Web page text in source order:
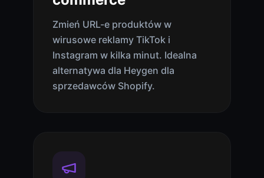
Zmień URL-e produktów w
wirusowe reklamy TikTok i
Instagram w kilka minut. Idealna
alternatywa dla Heygen dla
sprzedawców Shopify.